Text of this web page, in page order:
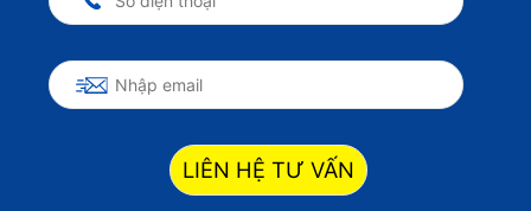
LIÊN HỆ TƯ VẤN